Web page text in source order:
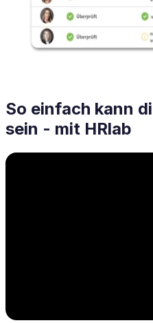
So einfach kann
sein - mit HRlab